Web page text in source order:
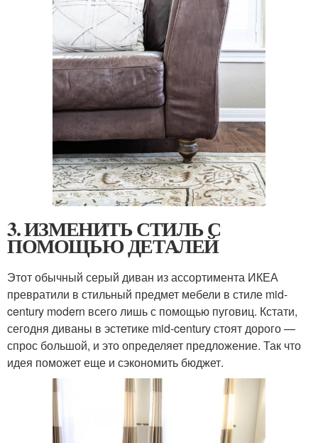
3. ИЗМЕНИТЬ СТИЛЬ С
ПОМОЩЬЮ ДЕТАЛЕЙ
Этот обычный серый диван из ассортимента ИКЕА
превратили в стильный предмет мебели в стиле mid-
century modern всего лишь с помощью пуговиц. Кстати,
сегодня диваны в эстетике mid-century стоят дорого —
спрос большой, и это определяет предложение. Так что
идея поможет еще и сэкономить бюджет.